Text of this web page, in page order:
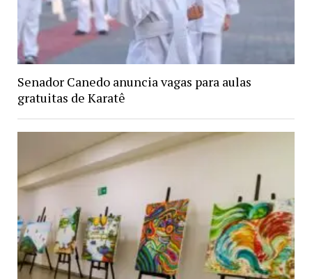
Senador Canedo anuncia vagas para aulas
gratuitas de Karatê